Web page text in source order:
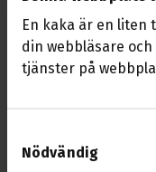
En kaka är en liten
din webbläsare
tjänster på
Nödvändig
Dags för
Nu är det dags för
om du har möjlighet!
Anmäl din närvaro till